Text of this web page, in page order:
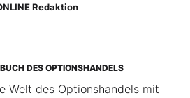
Redaktion
DES OPTIONSHANDELS
Welt des Optionshandels mit